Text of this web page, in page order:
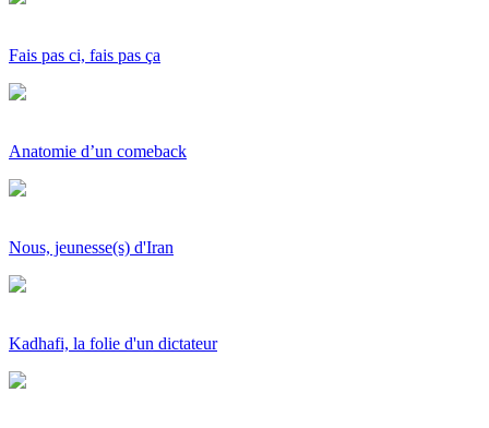
Fais pas ci, fais pas ça
Anatomie d’un comeback
Nous, jeunesse(s) d'Iran
Kadhafi, la folie d'un dictateur